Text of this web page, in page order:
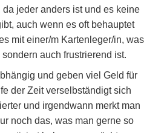
jeder anders ist und es keine
auch wenn es oft behauptet
mit einer/m Kartenleger/in, was
auch frustrierend ist.
und geben viel Geld für
der Zeit verselbständigt sich
und irgendwann merkt man
noch das, was man gerne so